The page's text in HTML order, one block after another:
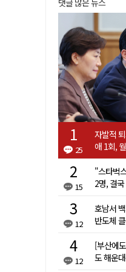
댓글 많은 뉴스
25
자발적
애 1회,
15
"스타벅
2명, 결
12
호남서
반도체
12
[부산에
도 해운